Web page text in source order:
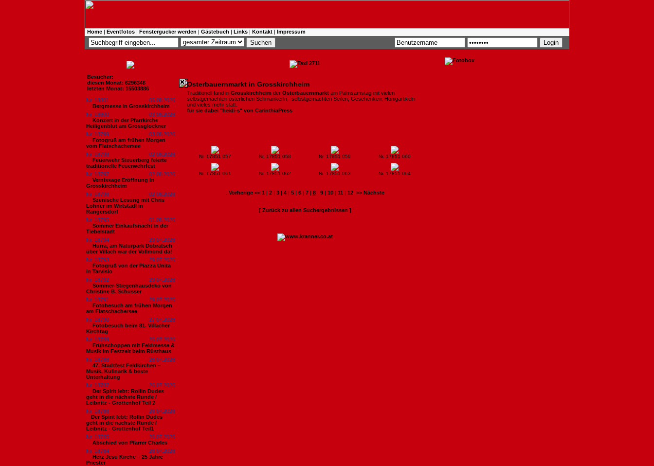
Home | Eventfotos | Fenstergucker werden | Gästebuch | Links | Kontakt | Impressum
Besucher:
diesen Monat: 6296348
letzten Monat: 15503886
Nr. 18801
06.08.2026
Bergmesse in Grosskirchheim
Nr. 18800
03.08.2026
Konzert in der Pfarrkirche
Heiligenblut am Grossglockner
Nr. 18799
03.08.2026
Fotogruß am frühen Morgen
vom Flatschachersee
Nr. 18798
02.08.2026
Feuerwehr Steuerberg feierte
traditionelle Feuerwehrfest
Nr. 18797
02.08.2026
Vernissage Eröffnung in
Grosskirchheim
Nr. 18796
02.08.2026
Szenische Lesung mit Chris
Lohner im Wirtstadl in
Rangersdorf
Nr. 18795
01.08.2026
Sommer Einkaufsnacht in der
Tiebelstadt
Nr. 18794
29.07.2026
Hurra, am Naturpark Dobratsch
über Villach war der Vollmond da!
Nr. 18793
29.07.2026
Fotogruß von der Piazza Unita
in Tarvisio
Nr. 18792
29.07.2026
Sommer-Stiegenhausdeko von
Christine B. Schusser
Nr. 18791
29.07.2026
Fotobesuch am frühen Morgen
am Flatschachersee
Nr. 18790
27.07.2026
Fotobesuch beim 81. Villacher
Kirchtag
Nr. 18789
26.07.2026
Frühschoppen mit Feldmesse &
Musik im Festzelt beim Rüsthaus
Nr. 18788
26.07.2026
47. Stadtfest Feldkirchen –
Musik, Kulinarik & beste
Unterhaltung
Nr. 18787
26.07.2026
Der Spirit lebt: Rollin Dudes
geht in die nächste Runde /
Leibnitz - Grottenhof Teil 2
Nr. 18786
26.07.2026
​Der Spirit lebt: Rollin Dudes
geht in die nächste Runde /
Leibnitz - Grottenhof Teil1
Nr. 18785
26.07.2026
Abschied von Pfarrer Charles
Nr. 18784
26.07.2026
Herz Jesu Kirche – 25 Jahre
Priester
Osterbauernmarkt in Grosskirchheim
Traditionell fand in Grosskirchheim der Osterbauernmarkt am Palmsamstag mit vielen
selbstgemachten österlichen Schmankerln, selbstgemachten Seifen, Geschenken, Honigartikeln
und vieles mehr statt.
für sie dabei "heidi-s" von CarinthiaPress
Nr. 17851 057 Nr. 17851 058 Nr. 17851 059 Nr. 17851 060
Nr. 17851 061 Nr. 17851 062 Nr. 17851 063 Nr. 17851 064
: Vorherige << 1 | 2| 3| 4| 5| 6| 7| 8| 9| 10| 11 | 12 >> Nächste
[ Zurück zu allen Suchergebnissen ]